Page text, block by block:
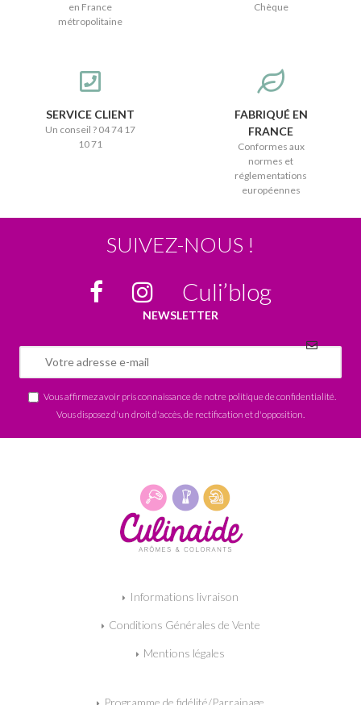
en France
métropolitaine
Chèque
SERVICE CLIENT
Un conseil ? 04 74 17
10 71
FABRIQUÉ EN
FRANCE
Conformes aux
normes et
réglementations
européennes
SUIVEZ-NOUS !
Culi’blog
NEWSLETTER
Vous affirmez avoir pris connaissance de notre politique de confidentialité
Vous disposez d'un droit d'accès, de rectification et d'opposition.
Informations livraison
Conditions Générales de Vente
Mentions légales
Programme de fidélité/Parrainage